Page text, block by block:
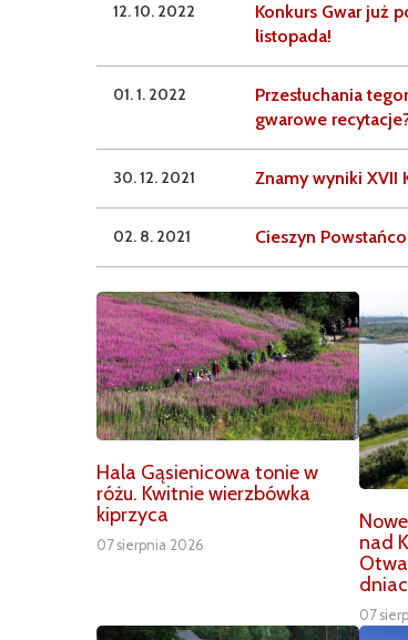
12. 10. 2022
Konkurs Gwar już
listopada!
01. 1. 2022
Przesłuchania
gwarowe
30. 12. 2021 Znamy wyniki XVII
02. 8. 2021 Cieszyn
Hala Gąsienicowa tonie w
różu. Kwitnie wierzbówka
kiprzyca
07 sierpnia 2026
nad
07